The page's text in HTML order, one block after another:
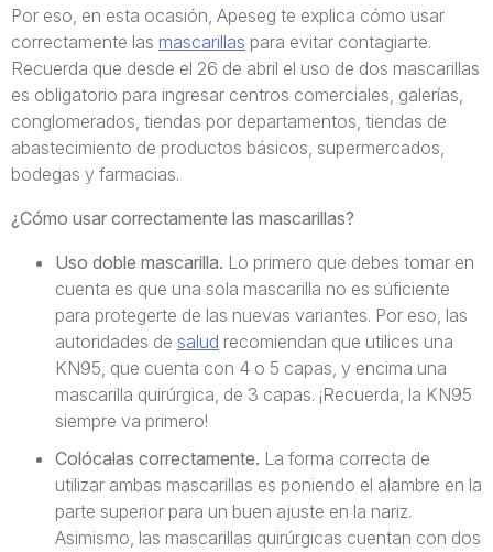
Por eso, en esta ocasión, Apeseg te explica cómo usar
correctamente las mascarillas para evitar contagiarte.
Recuerda que desde el 26 de abril el uso de dos mascarillas
es obligatorio para ingresar centros comerciales, galerías,
conglomerados, tiendas por departamentos, tiendas de
abastecimiento de productos básicos, supermercados,
bodegas y farmacias.
¿Cómo usar correctamente las mascarillas?
Uso doble mascarilla. Lo primero que debes tomar en
cuenta es que una sola mascarilla no es suficiente
para protegerte de las nuevas variantes. Por eso, las
autoridades de salud recomiendan que utilices una
KN95, que cuenta con 4 o 5 capas, y encima una
mascarilla quirúrgica, de 3 capas. ¡Recuerda, la KN95
siempre va primero!
Colócalas correctamente. La forma correcta de
utilizar ambas mascarillas es poniendo el alambre en la
parte superior para un buen ajuste en la nariz.
Asimismo, las mascarillas quirúrgicas cuentan con dos